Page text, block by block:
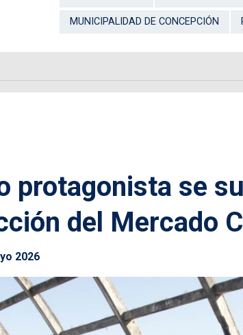
MUNICIPALIDAD DE CONCEPCIÓN
protagonista se
del Mercado
2026